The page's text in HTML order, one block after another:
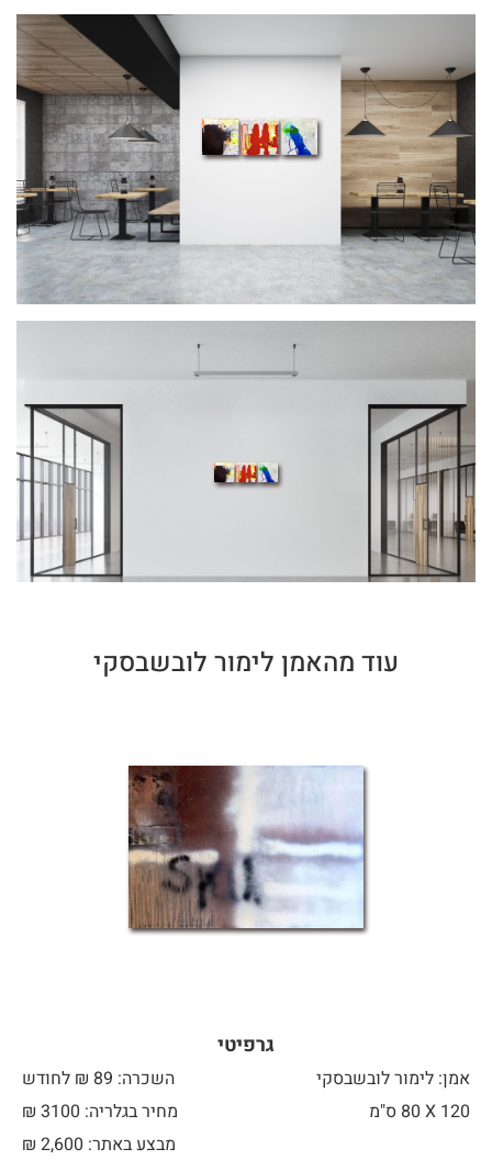
עוד מהאמן לימור לובשבסקי
גרפיטי
אמן: לימור לובשבסקי
השכרה: 89 ₪ לחודש
120 X
מחיר בגלריה: 3100 ₪
מבצע באתר:
₪ 2,600